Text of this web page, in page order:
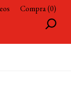
Compra (0)